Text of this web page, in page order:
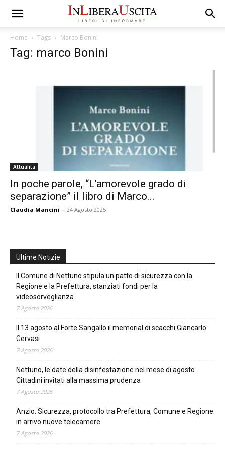
Home Tags Marco Bonini
Tag: marco Bonini
Attualità
In poche parole, “L’amorevole grado di
separazione” il libro di Marco...
Claudia Mancini - 24 Agosto 2025
Ultime Notizie
Il Comune di Nettuno stipula un patto di sicurezza con la
Regione e la Prefettura, stanziati fondi per la
videosorveglianza
7 Agosto 2026
Il 13 agosto al Forte Sangallo il memorial di scacchi Giancarlo
Gervasi
7 Agosto 2026
Nettuno, le date della disinfestazione nel mese di agosto.
Cittadini invitati alla massima prudenza
7 Agosto 2026
Anzio. Sicurezza, protocollo tra Prefettura, Comune e Regione:
in arrivo nuove telecamere
7 Agosto 2026